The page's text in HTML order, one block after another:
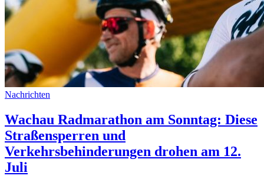
Nachrichten
Wachau Radmarathon am Sonntag: Diese
Straßensperren und
Verkehrsbehinderungen drohen am 12.
Juli